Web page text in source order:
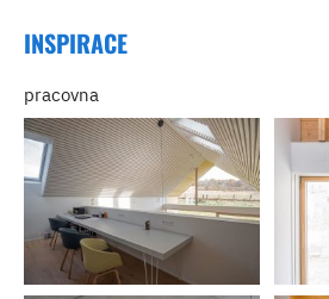
INSPIRACE
pracovna